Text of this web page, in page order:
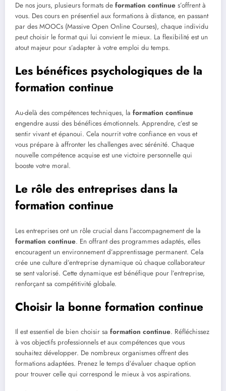
De nos jours, plusieurs formats de formation continue s’offrent à
vous. Des cours en présentiel aux formations à distance, en passant
par des MOOCs (Massive Open Online Courses), chaque individu
peut choisir le format qui lui convient le mieux. La flexibilité est un
atout majeur pour s’adapter à votre emploi du temps.
Les bénéfices psychologiques de la
formation continue
Au-delà des compétences techniques, la formation continue
engendre aussi des bénéfices émotionnels. Apprendre, c’est se
sentir vivant et épanoui. Cela nourrit votre confiance en vous et
vous prépare à affronter les challenges avec sérénité. Chaque
nouvelle compétence acquise est une victoire personnelle qui
booste votre moral.
Le rôle des entreprises dans la
formation continue
Les entreprises ont un rôle crucial dans l’accompagnement de la
formation continue. En offrant des programmes adaptés, elles
encouragent un environnement d’apprentissage permanent. Cela
crée une culture d’entreprise dynamique où chaque collaborateur
se sent valorisé. Cette dynamique est bénéfique pour l’entreprise,
renforçant sa compétitivité globale.
Choisir la bonne formation continue
Il est essentiel de bien choisir sa formation continue. Réfléchissez
à vos objectifs professionnels et aux compétences que vous
souhaitez développer. De nombreux organismes offrent des
formations adaptées. Prenez le temps d’évaluer chaque option
pour trouver celle qui correspond le mieux à vos aspirations.